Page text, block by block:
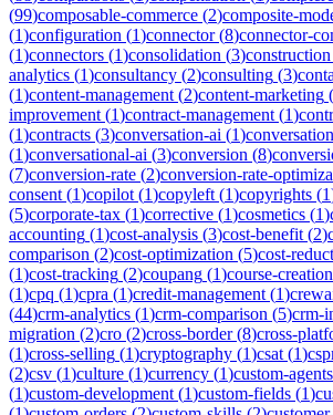
(99)composable-commerce (2)composite-
(1)configuration (1)connector(8)connector-
(1)connectors (1)consolidation (3)construction
analytics (1)consultancy (2)consulting (3)
(1)content-management (2)content-marketing (
improvement (1)contract-management (1)
(1)contracts (3)conversation-ai (1)
(1)conversational-ai (3)conversion (8)
(7)conversion-rate (2)conversion-rate-
consent (1)copilot (1)copyleft (1)copyrights (1
(5)corporate-tax (1)corrective (1)cosmetics (1)
accounting (1)cost-analysis (3)cost-benefit (2)
comparison (2)cost-optimization (5)cost-
(1)cost-tracking (2)coupang (1)course-creation
(1)cpq (1)cpra (1)credit-management (1)
(44)crm-analytics (1)crm-comparison (5)crm-
migration (2)cro (2)cross-border(8)cross-
(1)cross-selling (1)cryptography (1)csat (1)
(2)csv (1)culture (1)currency (1)custom-agents
(1)custom-development (1)custom-fields (1)